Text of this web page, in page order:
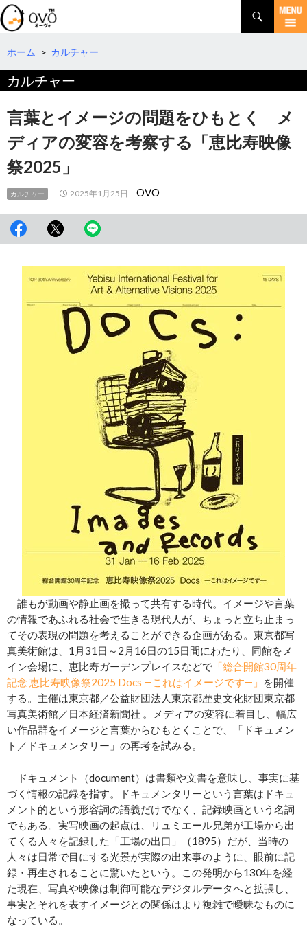
検
索
コ
テ
ツ
へ
移
ホーム > カルチャー
カルチャー
言葉とイメージの問題をひもとく メ
ディアの変容を考察する「恵比寿映像
祭2025」
カルチャー 2025年1月25日 OVO
誰もが動画や静止画を撮って共有する時代。イメージや言葉
の情報であふれる社会で生きる現代人が、ちょっと立ち止まっ
てその表現の問題を考えることができる企画がある。東京都写
真美術館は、1月31日～2月16日の15日間にわたり、同館をメ
イン会場に、恵比寿ガーデンプレイスなどで 「総合開館30周年
記念 恵比寿映像祭2025 Docs ―これはイメージです―」
を開催
する。主催は東京都／公益財団法人東京都歴史文化財団東京都
写真美術館／日本経済新聞社 。メディアの変容に着目し、幅広
い作品群をイメージと言葉からひもとくことで、「ドキュメン
ト／ドキュメンタリー」の再考を試みる。
ドキュメント（document）は書類や文書を意味し、事実に基
づく情報の記録を指す。ドキュメンタリーという言葉はドキュ
メント的という形容詞の語義だけでなく、記録映画という名詞
でもある。実写映画の起点は、リュミエール兄弟が工場から出
てくる人々を記録した「工場の出口」（1895）だが、当時の
人々は日常で目にする光景が実際の出来事のように、眼前に記
録・再生されることに驚いたという。この発明から130年を経
た現在、写真や映像は制御可能なデジタルデータへと拡張し、
事実とそれを表すイメージとの関係はより複雑で曖昧なものに
なっている。